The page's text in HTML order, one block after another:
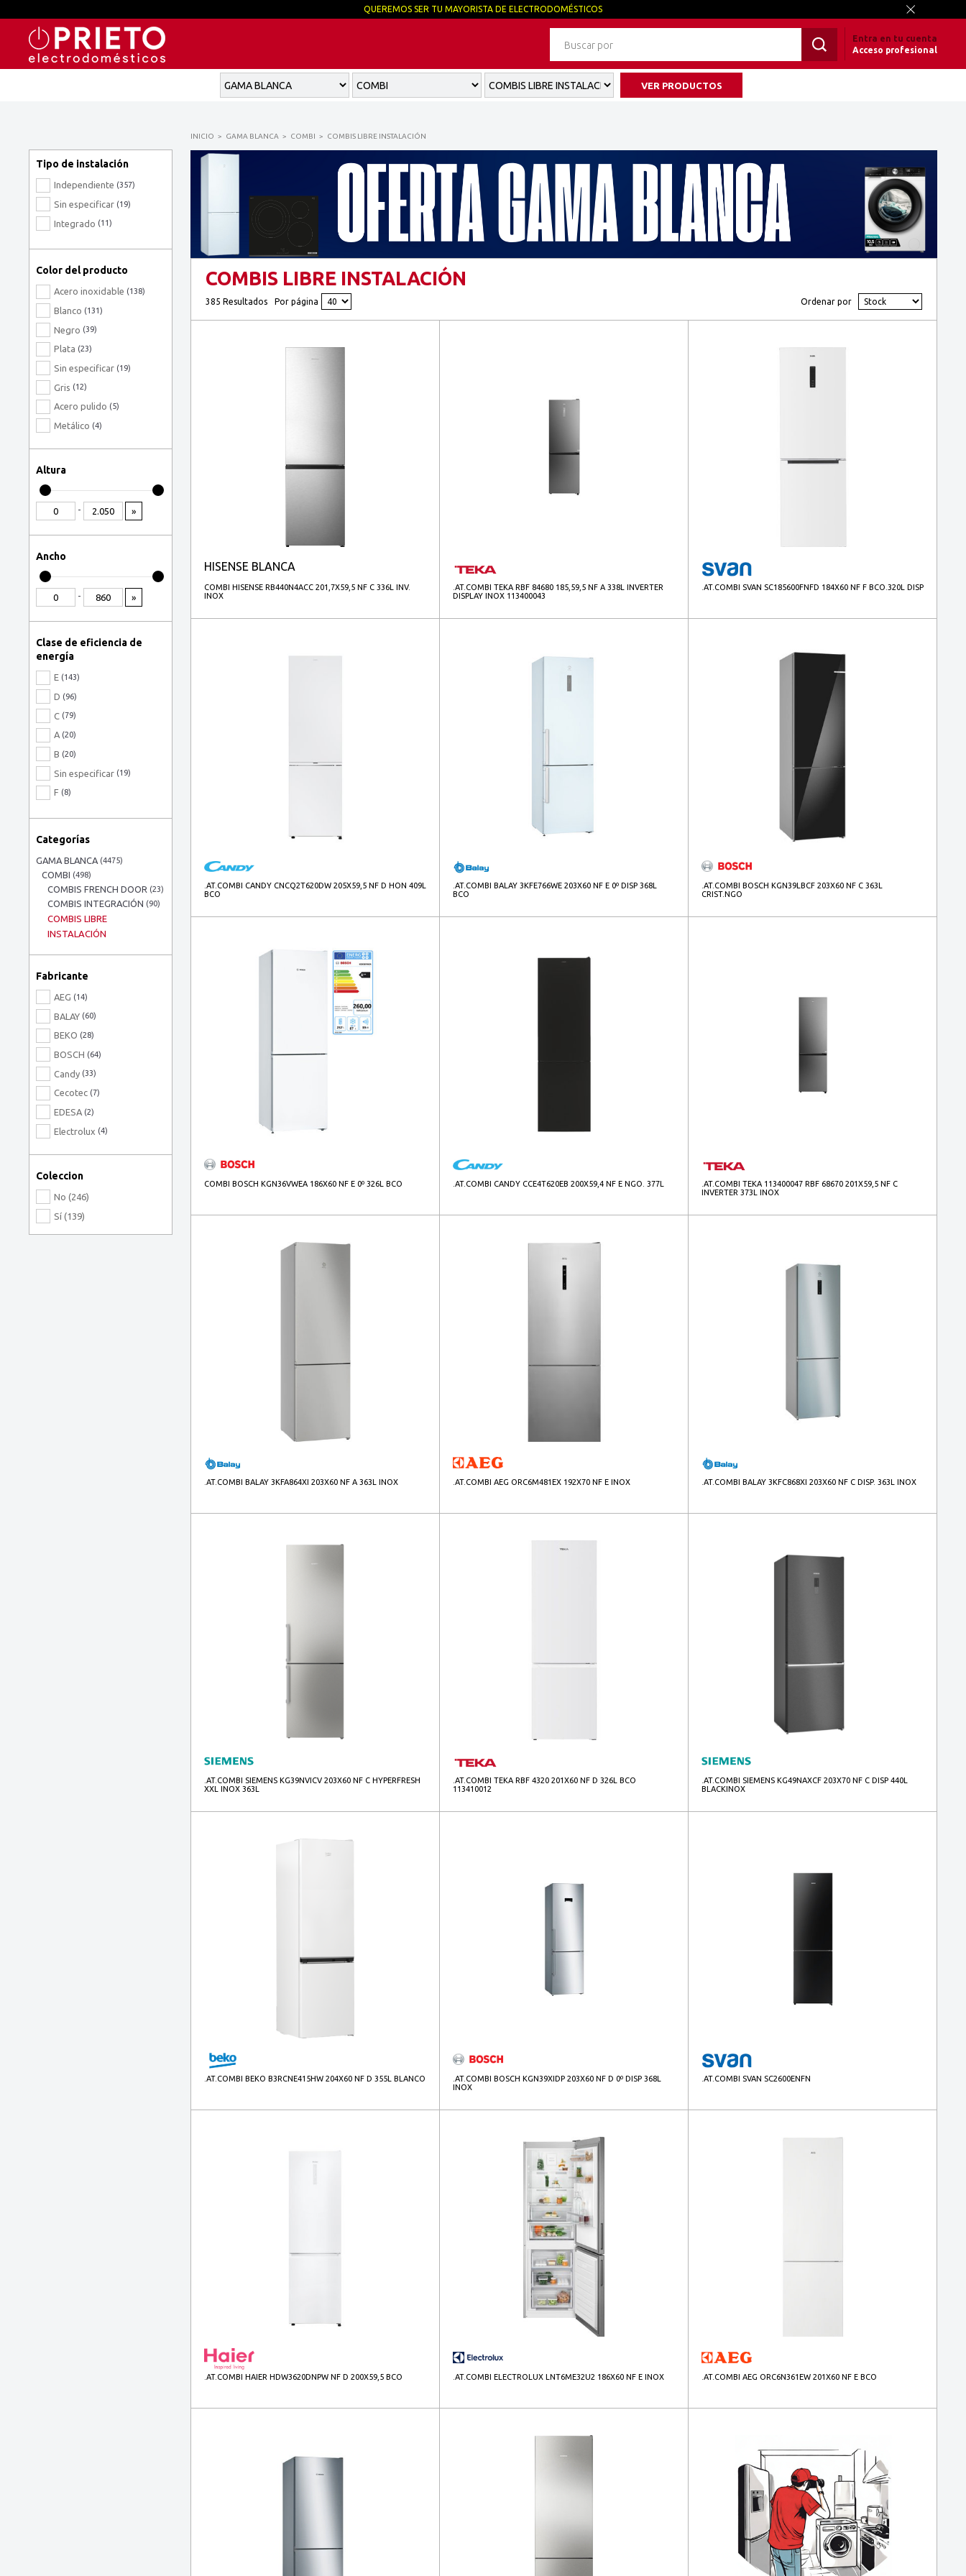
Entra en tu cuenta
Acceso profesional
VER PRODUCTOS
Tipo de instalación
Independiente (357)
Sin especificar (19)
Integrado (11)
Color del producto
Acero inoxidable (138)
Blanco (131)
Negro (39)
Plata (23)
Sin especificar (19)
Gris (12)
Acero pulido (5)
Metálico (4)
Gris, Acero inoxidable
Antracita, Gris (1)
Negro, Acero
Negro, Gris (1)
Platino, Acero inoxidable
Altura
- »
Ancho
- »
Clase de eficiencia de
energía
E (143)
D (96)
C (79)
A (20)
B (20)
Sin especificar (19)
F (8)
Categorías
GAMA BLANCA (4475)
COMBI (498)
COMBIS FRENCH DOOR (23)
COMBIS INTEGRACIÓN (90)
COMBIS LIBRE
INSTALACIÓN
Fabricante
AEG (14)
BALAY (60)
BEKO (28)
BOSCH (64)
Candy (33)
Cecotec (7)
EDESA (2)
Electrolux (4)
HISENSE BLANCA
Coleccion
No (246)
Sí (139)
INICIO GAMA BLANCA COMBI COMBIS LIBRE INSTALACIÓN
COMBIS LIBRE INSTALACIÓN
385 Resultados Por página Ordenar por
HISENSE BLANCA
COMBI HISENSE RB440N4ACC 201,7X59,5 NF C 336L INV.
INOX
.AT.COMBI TEKA RBF 84680 185,59,5 NF A 338L INVERTER
DISPLAY INOX 113400043
.AT.COMBI SVAN SC185600FNFD 184X60 NF F BCO.320L DISP
.AT.COMBI CANDY CNCQ2T620DW 205X59,5 NF D HON 409L
BCO
.AT.COMBI BALAY 3KFE766WE 203X60 NF E 0º DISP 368L
BCO
.AT.COMBI BOSCH KGN39LBCF 203X60 NF C 363L
CRIST.NGO
COMBI BOSCH KGN36VWEA 186X60 NF E 0º 326L BCO .AT.COMBI CANDY CCE4T620EB 200X59,4 NF E NGO. 377L
.AT.COMBI TEKA 113400047 RBF 68670 201X59,5 NF C
INVERTER 373L INOX
.AT.COMBI BALAY 3KFA864XI 203X60 NF A 363L INOX .AT.COMBI AEG ORC6M481EX 192X70 NF E INOX .AT.COMBI BALAY 3KFC868XI 203X60 NF C DISP. 363L INOX
.AT.COMBI SIEMENS KG39NVICV 203X60 NF C HYPERFRESH
XXL INOX 363L
.AT.COMBI TEKA RBF 4320 201X60 NF D 326L BCO
113410012
.AT.COMBI SIEMENS KG49NAXCF 203X70 NF C DISP 440L
BLACKINOX
.AT.COMBI BEKO B3RCNE415HW 204X60 NF D 355L BLANCO
.AT.COMBI BOSCH KGN39XIDP 203X60 NF D 0º DISP 368L
INOX
.AT.COMBI SVAN SC2600ENFN
.AT.COMBI HAIER HDW3620DNPW NF D 200X59,5 BCO .AT.COMBI ELECTROLUX LNT6ME32U2 186X60 NF E INOX .AT.COMBI AEG ORC6N361EW 201X60 NF E BCO
QUEREMOS SER TU MAYORISTA DE ELECTRODOMÉSTICOS